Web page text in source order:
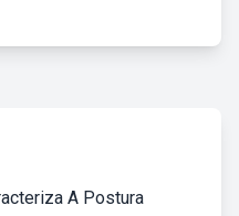
A Postura